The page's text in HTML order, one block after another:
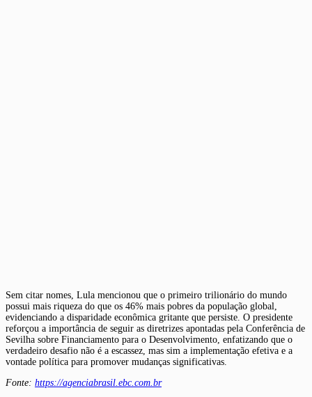
Sem citar nomes, Lula mencionou que o primeiro trilionário do mundo
possui mais riqueza do que os 46% mais pobres da população global,
evidenciando a disparidade econômica gritante que persiste. O presidente
reforçou a importância de seguir as diretrizes apontadas pela Conferência de
Sevilha sobre Financiamento para o Desenvolvimento, enfatizando que o
verdadeiro desafio não é a escassez, mas sim a implementação efetiva e a
vontade política para promover mudanças significativas.
Fonte: https://agenciabrasil.ebc.com.br